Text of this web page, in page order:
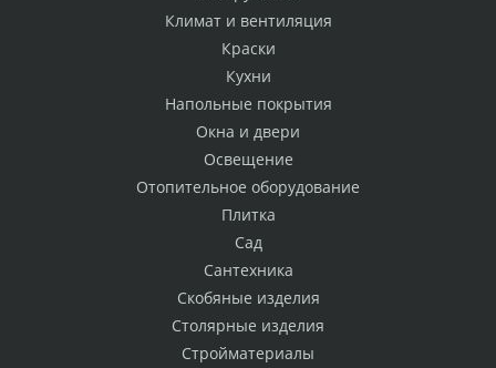
Климат и вентиляция
Краски
Кухни
Напольные покрытия
Окна и двери
Освещение
Отопительное оборудование
Плитка
Сад
Сантехника
Скобяные изделия
Столярные изделия
Стройматериалы